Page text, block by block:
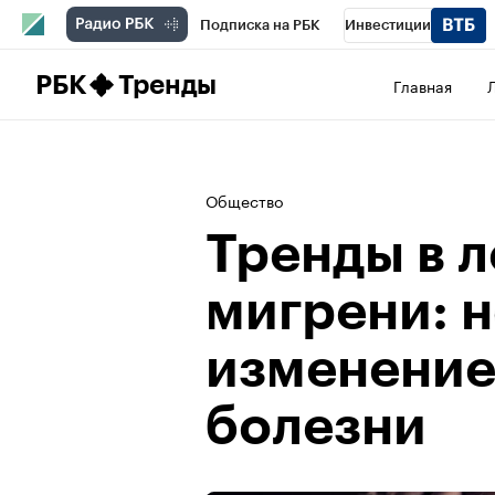
Подписка на РБК Инвестиции
РБК Тренды Главная
Общество
Тренды в
мигрени:
болезни